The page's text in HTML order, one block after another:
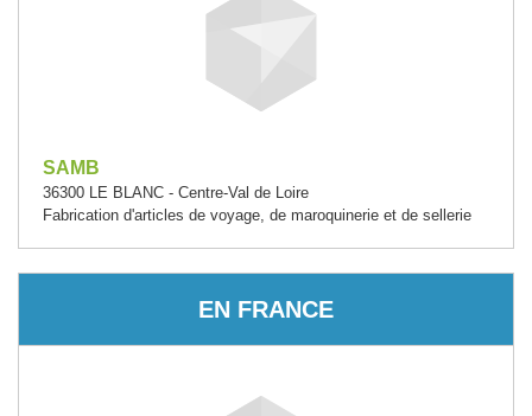
SAMB
36300 LE BLANC - Centre-Val de Loire
Fabrication d'articles de voyage, de maroquinerie et de sellerie
EN FRANCE